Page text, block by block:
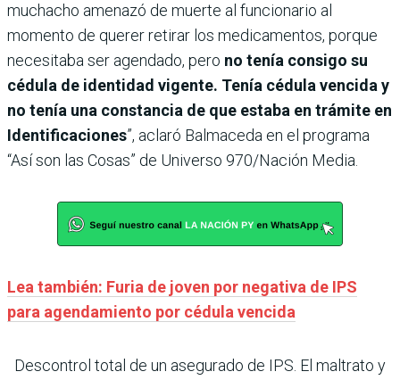
muchacho amenazó de muerte al funcionario al
momento de querer retirar los medicamentos, porque
necesitaba ser agendado, pero no tenía consigo su
cédula de identidad vigente. Tenía cédula vencida y
no tenía una constancia de que estaba en trámite en
Identificaciones”, aclaró Balmaceda en el programa
“Así son las Cosas” de Universo 970/Nación Media.
Lea también: Furia de joven por negativa de IPS
para agendamiento por cédula vencida
Descontrol total de un asegurado de IPS. El maltrato y